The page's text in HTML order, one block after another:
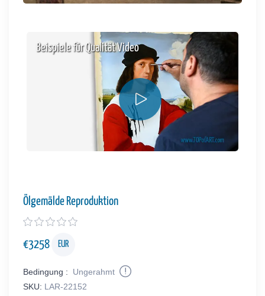
Beispiele für Qualität Video
Ölgemälde Reproduktion
€3258 EUR
Bedingung :
Ungerahmt
SKU: LAR-22152